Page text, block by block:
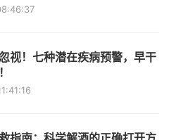
视！七种潜在疾病预警，早干